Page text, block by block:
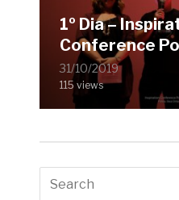
1º Dia –
Conference
31/10/2019
115 views